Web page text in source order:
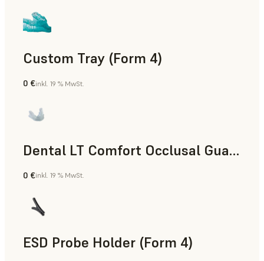
Custom Tray (Form 4)
Zahnmedizin
0 €inkl. 19 % MwSt.
Dental LT Comfort Occlusal Guard (Form 4)
Zahnmedizin
0 €inkl. 19 % MwSt.
ESD Probe Holder (Form 4)